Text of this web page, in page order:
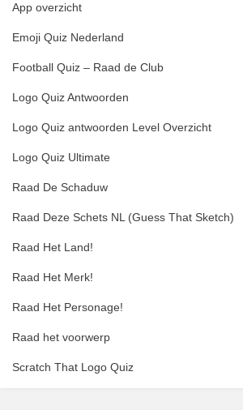
App overzicht
Emoji Quiz Nederland
Football Quiz – Raad de Club
Logo Quiz Antwoorden
Logo Quiz antwoorden Level Overzicht
Logo Quiz Ultimate
Raad De Schaduw
Raad Deze Schets NL (Guess That Sketch)
Raad Het Land!
Raad Het Merk!
Raad Het Personage!
Raad het voorwerp
Scratch That Logo Quiz